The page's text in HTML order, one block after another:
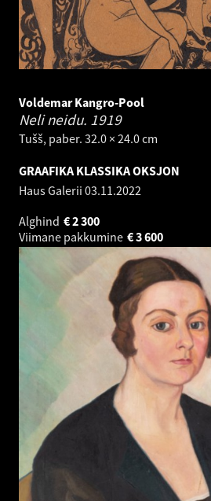
Voldemar Kangro-Pool
Neli neidu. 1919
Tušš, paber. 32.0 × 24.0 cm
GRAAFIKA KLASSIKA OKSJON
Haus Galerii 03.11.2022
Alghind
2 300
€
Viimane pakkumine
3 600
€